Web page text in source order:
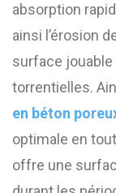
absorption
ainsi l’érosion
surface
torrentielles.
en béton
optimale en
offre une